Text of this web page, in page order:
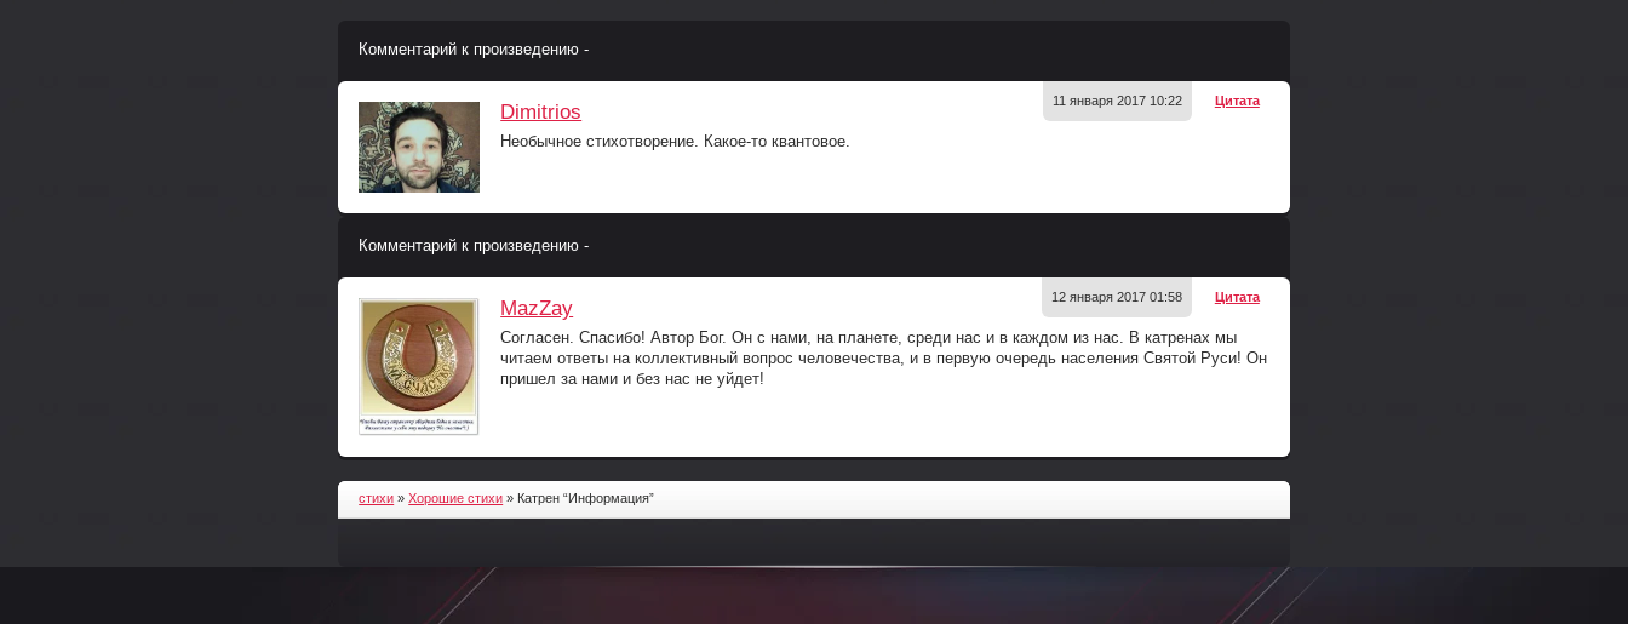
+
Комментарий к произведению -
Цитата
11 января 2017 10:22
Dimitrios
Необычное стихотворение. Какое-то квантовое.
+
Комментарий к произведению -
Цитата
12 января 2017 01:58
MazZay
Согласен. Спасибо! Автор Бог. Он с нами, на планете, среди нас и в каждом из нас. В катренах мы
читаем ответы на коллективный вопрос человечества, и в первую очередь населения Святой Руси! Он
пришел за нами и без нас не уйдет!
стихи »Хорошие стихи » Катрен “Информация”